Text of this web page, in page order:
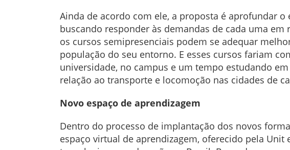
Ainda de acordo com ele, a proposta é aprofundar
buscando responder às demandas de cada uma
os cursos semipresenciais podem se adequar
população do seu entorno. E esses cursos fariam
universidade, no campus e um tempo estudando
relação ao transporte e locomoção nas cidades de
Novo espaço de aprendizagem
Dentro do processo de implantação dos novos
espaço virtual de aprendizagem, oferecido pela